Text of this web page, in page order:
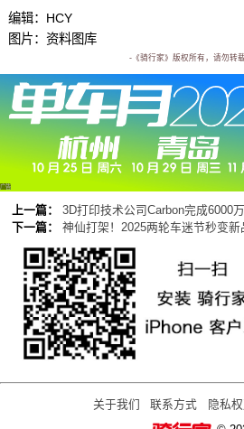
编辑：HCY
图片：资料图库
-《骑行家》版权所有，请勿转
广告
上一篇：
3D打印技术公司Carbon完成6000
下一篇：
神仙打架！2025两轮车迷节秒变新
关于我们 联系方式 隐私